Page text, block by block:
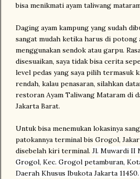
bisa menikmati ayam taliwang
Daging ayam kampung yang sudah
sangat mudah ketika harus di
menggunakan sendok atau garpu.
disesuaikan, saya tidak bisa cerita
level pedas yang saya pilih termasuk
rendah, kalau penasaran, silahkan
restoran Ayam Taliwang Mataram di
Jakarta Barat.
Untuk bisa menemukan lokasinya
patokannya terminal bis Grogol,
disebelah kiri terminal. Jl. Muwardi II
Grogol, Kec. Grogol petamburan,
Daerah Khusus Ibukota Jakarta